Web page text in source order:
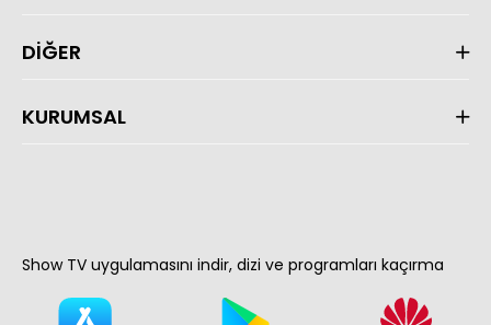
DİĞER
KURUMSAL
Show TV uygulamasını indir, dizi ve programları kaçırma